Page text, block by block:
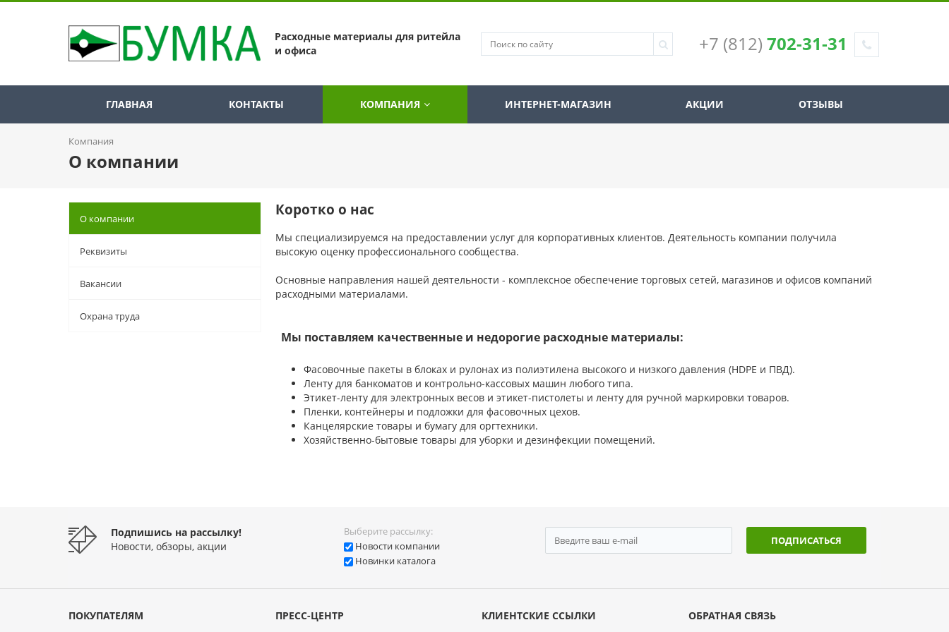
Расходные материалы для ритейла
и офиса
+7 (812) 702-31-31
ГЛАВНАЯ КОНТАКТЫ КОМПАНИЯ ИНТЕРНЕТ-МАГАЗИН АКЦИИ ОТЗЫВЫ
Компания
О компании
О компании
Реквизиты
Вакансии
Охрана труда
Коротко о нас
Мы специализируемся на предоставлении услуг для корпоративных клиентов. Деятельность компании получила
высокую оценку профессионального сообщества.
Основные направления нашей деятельности - комплексное обеспечение торговых сетей, магазинов и офисов компаний
расходными материалами.
Мы поставляем качественные и недорогие расходные материалы:
Фасовочные пакеты в блоках и рулонах из полиэтилена высокого и низкого давления (HDPE и ПВД).
Ленту для банкоматов и контрольно-кассовых машин любого типа.
Этикет-ленту для электронных весов и этикет-пистолеты и ленту для ручной маркировки товаров.
Пленки, контейнеры и подложки для фасовочных цехов.
Канцелярские товары и бумагу для оргтехники.
Хозяйственно-бытовые товары для уборки и дезинфекции помещений.
Подпишись на рассылку!
Новости, обзоры, акции
Выберите рассылку:
Новости компании
Новинки каталога
ПОДПИСАТЬСЯ
ПОКУПАТЕЛЯМ ПРЕСС-ЦЕНТР КЛИЕНТСКИЕ ССЫЛКИ ОБРАТНАЯ СВЯЗЬ